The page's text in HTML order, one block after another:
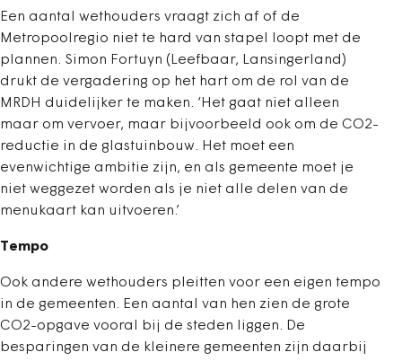
Een aantal wethouders vraagt zich af of de
Metropoolregio niet te hard van stapel loopt met de
plannen. Simon Fortuyn (Leefbaar, Lansingerland)
drukt de vergadering op het hart om de rol van de
MRDH duidelijker te maken. ‘Het gaat niet alleen
maar om vervoer, maar bijvoorbeeld ook om de CO2-
reductie in de glastuinbouw. Het moet een
evenwichtige ambitie zijn, en als gemeente moet je
niet weggezet worden als je niet alle delen van de
menukaart kan uitvoeren.’
Tempo
Ook andere wethouders pleitten voor een eigen tempo
in de gemeenten. Een aantal van hen zien de grote
CO2-opgave vooral bij de steden liggen. De
besparingen van de kleinere gemeenten zijn daarbij